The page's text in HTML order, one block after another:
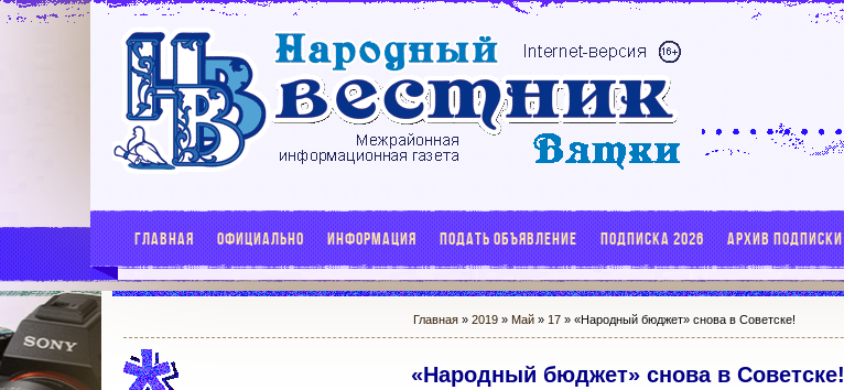
ГЛАВНАЯ ОФИЦИАЛЬНО ИНФОРМАЦИЯ ПОДАТЬ ОБЪЯВЛЕНИЕ ПОДПИСКА 2026 АРХИВ ПОДПИСКИ
Главная »2019 » Май » 17 » «Народный бюджет» снова в Советске!
«Народный бюджет» снова в Советске!